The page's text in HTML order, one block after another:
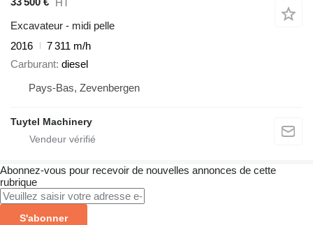
HT
Excavateur - midi pelle
2016
7 311 m/h
Carburant diesel
Pays-Bas, Zevenbergen
Tuytel Machinery
Abonnez-vous pour recevoir de nouvelles annonces de cette
rubrique
S'abonner